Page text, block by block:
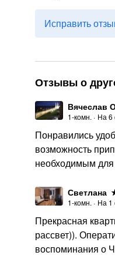
Исправить
Отзывы о
Вячеслав
1-комн. · На 6
Понравились
возможность
необходимым для
Светлана
1-комн. · На 1
Прекрасная
рассвет)).
воспоминания о